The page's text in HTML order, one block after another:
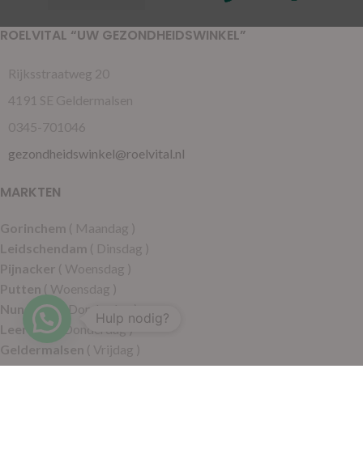
ROELVITAL “UW GEZONDHEIDSWINKEL”
Rijksstraatweg 20
4191 SE Geldermalsen
0345-701046
gezondheidswinkel@roelvital.nl
MARKTEN
Gorinchem ( Maandag )
Leidschendam ( Dinsdag )
Pijnacker ( Woensdag )
Putten ( Woensdag )
Nunspeet( Donderdag )
Leerdam( Donderdag )
Geldermalsen ( Vrijdag )
Hulp nodig?